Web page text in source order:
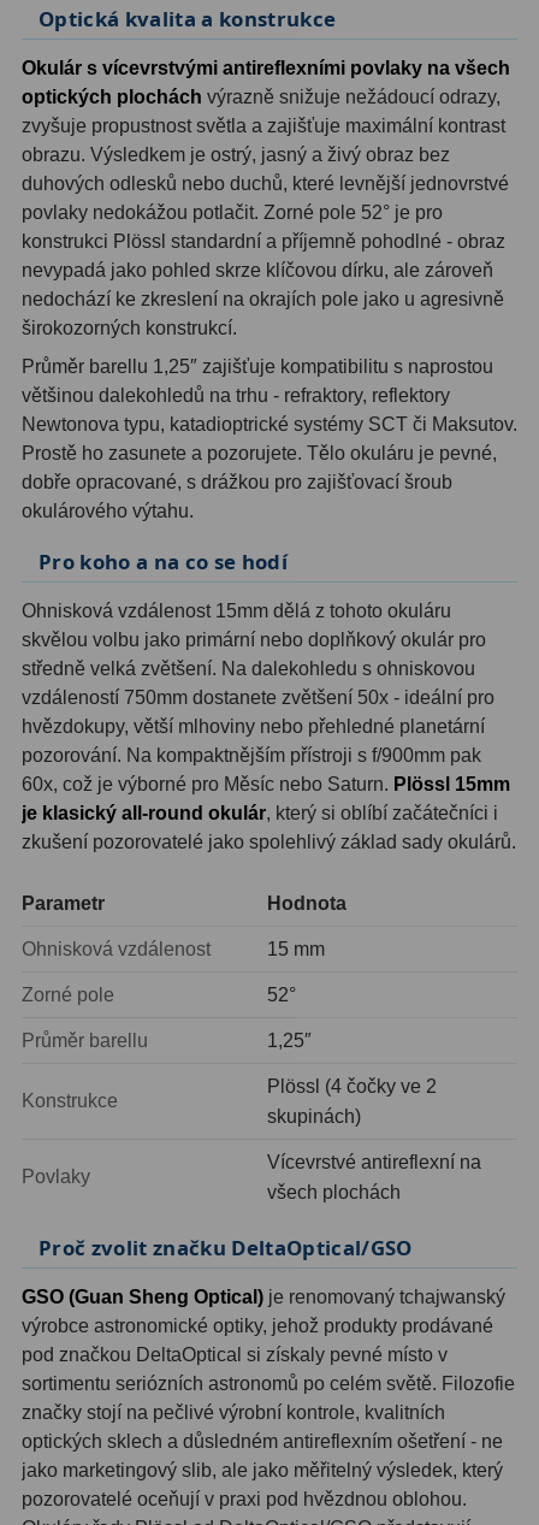
Optické hledáčky15
Red Dot hledáčky6
Sluneční hledáčky3
Úchyty a držáky hledáčků4
Příslušenství54
Redukce 1,25" a 2"17
Svítilny5
Binohlavy3
Ostatní1
Paralaktické EQ19
Fotografické montáže5
Stativy a pilíře 3
Objímky10
Motory a pohony13
Upínací prvky
Závaží3
Ostatní22
Seřízení 22
Laserové kolimátory
Zrcátka a hranoly61
Diagonální zrcátka36
Diagonální hranoly
Amici hranoly 45°11
Amici hranoly 90° 7
Optická kvalita a konstrukce
Okulár s vícevrstvými antireflexními povlaky na všech
optických plochách výrazně snižuje nežádoucí odrazy,
zvyšuje propustnost světla a zajišťuje maximální kontrast
obrazu. Výsledkem je ostrý, jasný a živý obraz bez
duhových odlesků nebo duchů, které levnější jednovrstvé
povlaky nedokážou potlačit. Zorné pole 52° je pro
konstrukci Plössl standardní a příjemně pohodlné - obraz
nevypadá jako pohled skrze klíčovou dírku, ale zároveň
nedochází ke zkreslení na okrajích pole jako u agresivně
širokozorných konstrukcí.
Průměr barellu 1,25″ zajišťuje kompatibilitu s naprostou
většinou dalekohledů na trhu - refraktory, reflektory
Newtonova typu, katadioptrické systémy SCT či Maksutov.
Prostě ho zasunete a pozorujete. Tělo okuláru je pevné,
dobře opracované, s drážkou pro zajišťovací šroub
okulárového výtahu.
Pro koho a na co se hodí
Ohnisková vzdálenost 15mm dělá z tohoto okuláru
skvělou volbu jako primární nebo doplňkový okulár pro
středně velká zvětšení. Na dalekohledu s ohniskovou
vzdáleností 750mm dostanete zvětšení 50x - ideální pro
hvězdokupy, větší mlhoviny nebo přehledné planetární
pozorování. Na kompaktnějším přístroji s f/900mm pak
60x, což je výborné pro Měsíc nebo Saturn. Plössl 15mm
je klasický all-round okulár, který si oblíbí začátečníci i
zkušení pozorovatelé jako spolehlivý základ sady okulárů.
Parametr Hodnota
Ohnisková vzdálenost 15 mm
Zorné pole 52°
Průměr barellu 1,25″
Konstrukce
Plössl (4 čočky ve 2
skupinách)
Povlaky
Vícevrstvé antireflexní na
všech plochách
Proč zvolit značku DeltaOptical/GSO
GSO (Guan Sheng Optical) je renomovaný tchajwanský
výrobce astronomické optiky, jehož produkty prodávané
pod značkou DeltaOptical si získaly pevné místo v
sortimentu seriózních astronomů po celém světě. Filozofie
značky stojí na pečlivé výrobní kontrole, kvalitních
optických sklech a důsledném antireflexním ošetření - ne
jako marketingový slib, ale jako měřitelný výsledek, který
pozorovatelé oceňují v praxi pod hvězdnou oblohou.